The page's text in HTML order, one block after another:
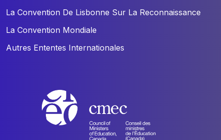
La Convention De Lisbonne Sur La Reconnaissance
La Convention Mondiale
Autres Ententes Internationales